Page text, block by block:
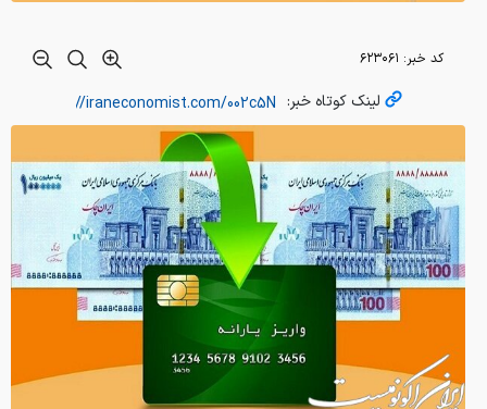
کد خبر: ۶۲۳۰۶۱
لینک کوتاه خبر: